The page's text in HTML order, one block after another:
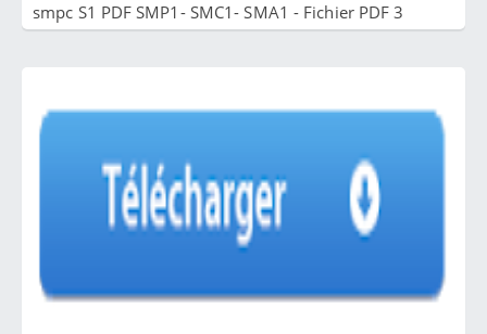
smpc S1 PDF SMP1- SMC1- SMA1 - Fichier PDF 3